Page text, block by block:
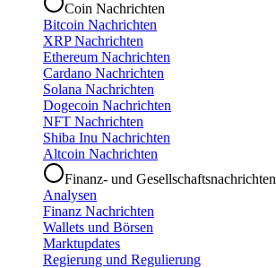
Coin Nachrichten
Bitcoin Nachrichten
XRP Nachrichten
Ethereum Nachrichten
Cardano Nachrichten
Solana Nachrichten
Dogecoin Nachrichten
NFT Nachrichten
Shiba Inu Nachrichten
Altcoin Nachrichten
Finanz- und Gesellschaftsnachrichten
Analysen
Finanz Nachrichten
Wallets und Börsen
Marktupdates
Regierung und Regulierung